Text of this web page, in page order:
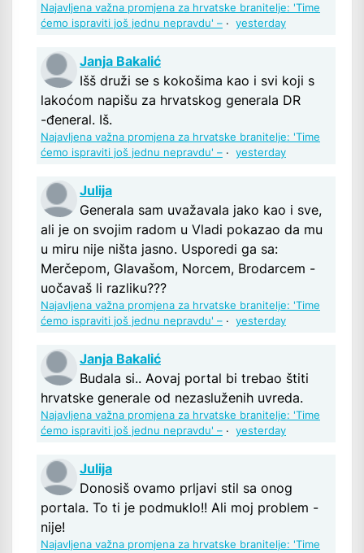
Najavljena važna promjena za hrvatske branitelje: 'Time
ćemo ispraviti još jednu nepravdu' – · yesterday
Janja Bakalić
Išš druži se s kokošima kao i svi koji s
lakoćom napišu za hrvatskog generala DR
-đeneral. Iš.
Najavljena važna promjena za hrvatske branitelje: 'Time
ćemo ispraviti još jednu nepravdu' – · yesterday
Julija
Generala sam uvažavala jako kao i sve,
ali je on svojim radom u Vladi pokazao da mu
u miru nije ništa jasno. Usporedi ga sa:
Merčepom, Glavašom, Norcem, Brodarcem -
uočavaš li razliku???
Najavljena važna promjena za hrvatske branitelje: 'Time
ćemo ispraviti još jednu nepravdu' – · yesterday
Janja Bakalić
Budala si.. Aovaj portal bi trebao štiti
hrvatske generale od nezasluženih uvreda.
Najavljena važna promjena za hrvatske branitelje: 'Time
ćemo ispraviti još jednu nepravdu' – · yesterday
Julija
Donosiš ovamo prljavi stil sa onog
portala. To ti je podmuklo!! Ali moj problem -
nije!
Najavljena važna promjena za hrvatske branitelje: 'Time